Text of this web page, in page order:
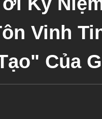
Vinh
Của